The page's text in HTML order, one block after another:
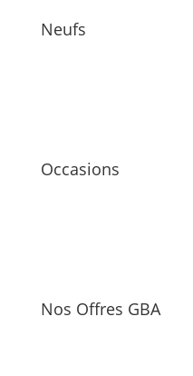
Neufs
Occasions
Nos Offres GBA